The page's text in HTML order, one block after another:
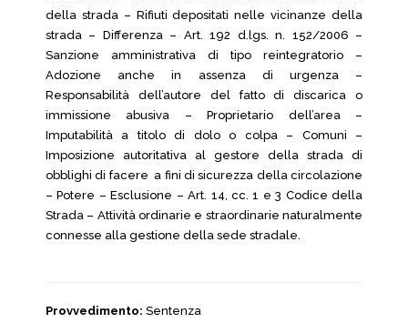
della strada – Rifiuti depositati nelle vicinanze della
strada – Differenza – Art. 192 d.lgs. n. 152/2006 –
Sanzione amministrativa di tipo reintegratorio –
Adozione anche in assenza di urgenza –
Responsabilità dell’autore del fatto di discarica o
immissione abusiva – Proprietario dell’area –
Imputabilità a titolo di dolo o colpa – Comuni –
Imposizione autoritativa al gestore della strada di
obblighi di facere a fini di sicurezza della circolazione
– Potere – Esclusione – Art. 14, cc. 1 e 3 Codice della
Strada – Attività ordinarie e straordinarie naturalmente
connesse alla gestione della sede stradale.
Provvedimento: Sentenza